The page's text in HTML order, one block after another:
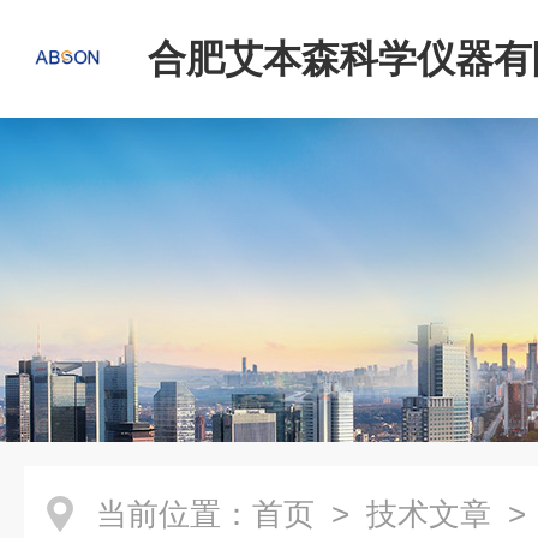
合肥艾本森科学仪器
当前位置： 首页 > 技术文章 >